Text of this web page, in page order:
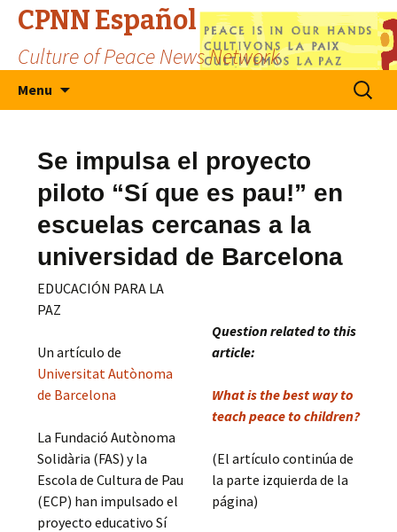
CPNN Español
Culture of Peace News Network
Menu
Search
for:
Se impulsa el proyecto
piloto “Sí que es pau!” en
escuelas cercanas a la
universidad de Barcelona
EDUCACIÓN PARA LA
PAZ
Un artículo de
Universitat Autònoma
de Barcelona
La Fundació Autònoma
Solidària (FAS) y la
Escola de Cultura de Pau
(ECP) han impulsado el
proyecto educativo Sí
Question related to this
article:
What is the best way to
teach peace to children?
(El artículo continúa de
la parte izquierda de la
página)